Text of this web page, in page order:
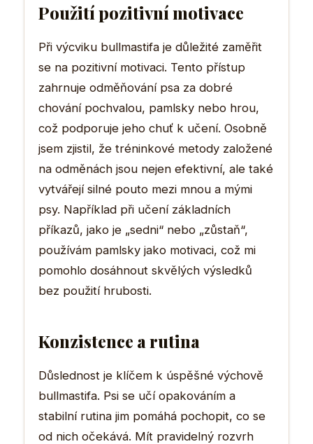
Použití pozitivní motivace
Při výcviku bullmastifa je důležité zaměřit
se na pozitivní motivaci. Tento přístup
zahrnuje odměňování psa za dobré
chování pochvalou, pamlsky nebo hrou,
což podporuje jeho chuť k učení. Osobně
jsem zjistil, že tréninkové metody založené
na odměnách jsou nejen efektivní, ale také
vytvářejí silné pouto mezi mnou a mými
psy. Například při učení základních
příkazů, jako je „sedni“ nebo „zůstaň“,
používám pamlsky jako motivaci, což mi
pomohlo dosáhnout skvělých výsledků
bez použití hrubosti.
Konzistence a rutina
Důslednost je klíčem k úspěšné výchově
bullmastifa. Psi se učí opakováním a
stabilní rutina jim pomáhá pochopit, co se
od nich očekává. Mít pravidelný rozvrh